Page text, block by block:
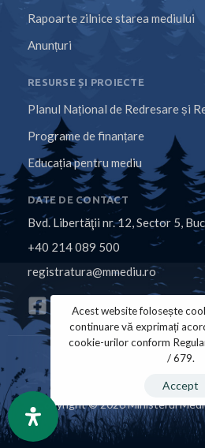
Rapoarte zilnice starea mediului
Anunțuri
RESURSE ȘI PROIECTE
Planul Național de Redresare și
Programe de finanțare
Educația pentru mediu
DATE DE CONTACT
Bvd. Libertăţii nr. 12, Sector 5,
+40 214 089 500
registratura@mmediu.ro
Copyright © 2026 Ministerul
Acest website folosește
continuare vă exprimați
cookie-urilor conform
/ 679.
Accept